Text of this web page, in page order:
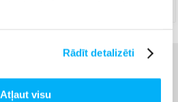
Rādīt detalizēti
Atļaut visu